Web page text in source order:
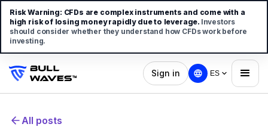
Sign in ES
All posts
Risk Warning: CFDs are complex instruments and come with a
high risk of losing money rapidly due to leverage. Investors
should consider whether they understand how CFDs work before
investing.